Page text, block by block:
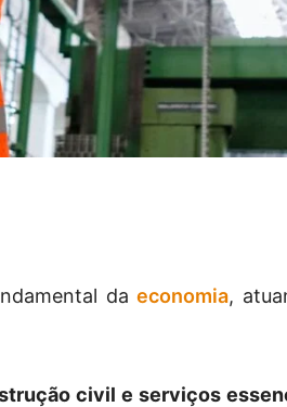
daeconomia,
civil e serviços